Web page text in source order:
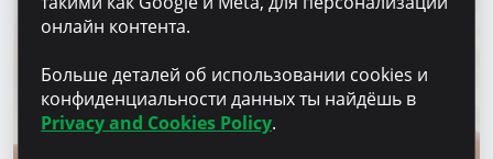
онлайн контента.
Больше деталей об использовании cookies и
конфиденциальности данных ты найдёшь в
Privacy and Cookies Policy.